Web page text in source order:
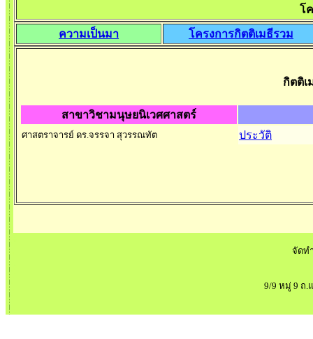
โ
ความเป็นมา โครงการกิตติเมธีรวม
กิตติเ
สาขาวิชามนุษยนิเวศศาสตร์
ศาสตราจารย์ ดร.จรรจา สุวรรณทัต ประวัติ
จัดท
9/9 หมู่ 9 ถ.